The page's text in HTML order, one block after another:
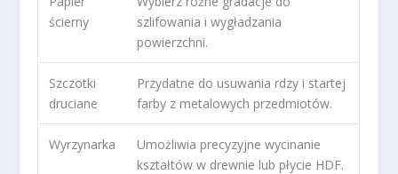
ścierny
szlifowania i wygładzania
powierzchni.
Szczotki
druciane
Przydatne do usuwania rdzy i startej
farby z metalowych przedmiotów.
Wyrzynarka
Umożliwia precyzyjne wycinanie
kształtów w drewnie lub płycie HDF.